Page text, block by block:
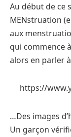
Au début de ce
MENstruation
aux
qui commence
alors en parler
https://
…Des images
Un garçon